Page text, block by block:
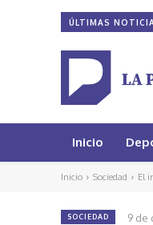
ÚLTIMAS
Inicio
Inicio Sociedad El
SOCIEDAD 9 de